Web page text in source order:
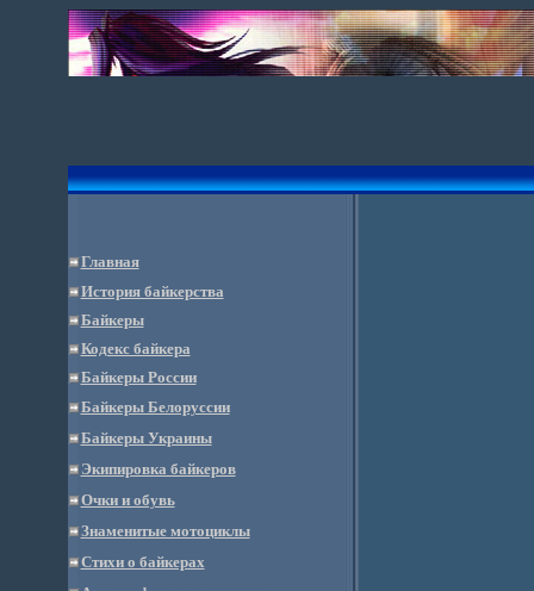
Главная
История байкерства
Байкеры
Кодекс байкера
Байкеры России
Байкеры Белоруссии
Байкеры Украины
Экипировка байкеров
Очки и обувь
Знаменитые мотоциклы
Стихи о байкерах